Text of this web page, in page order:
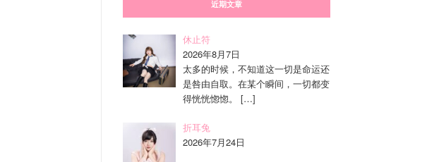
近期文章
休止符
2026年8月7日
太多的时候，不知道这一切是命运还
是咎由自取。在某个瞬间，一切都变
得恍恍惚惚。 […]
折耳兔
2026年7月24日